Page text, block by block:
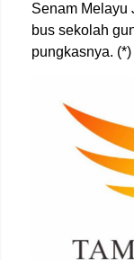
Senam Melayu
bus sekolah
pungkasnya. (*)